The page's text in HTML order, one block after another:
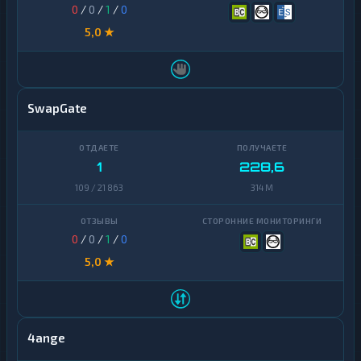
0 / 0 /1 /0
5,0 ★
SwapGate
1
109 / 21 863
228,6
314 M
0 / 0 /1 /0
5,0 ★
4ange